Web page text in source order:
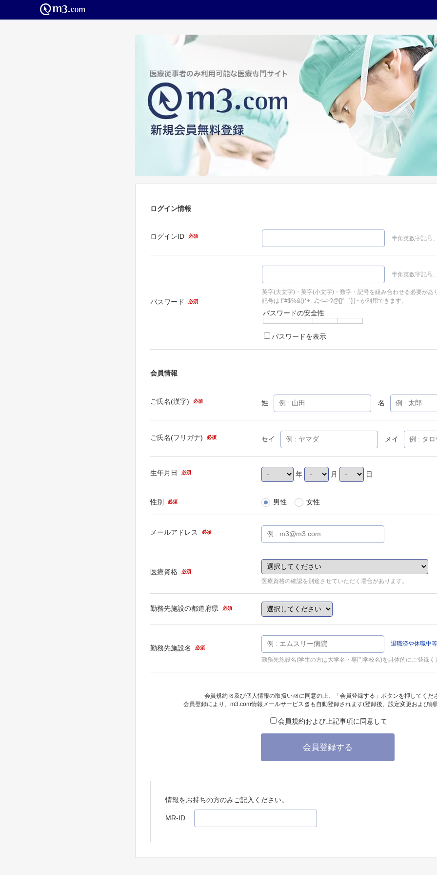
ログイン情報
ログインID 必須 半角英数字記号
パスワード 必須
半角英数字記号
英字(大文字)・英字(小文字)・数字・記号を組み合わせる必要があ
記号は !"#$%&()*+,-./:;<=>?@[]^_`{|}~ が利用できます。
パスワードの安全性
パスワードを表示
会員情報
ご氏名(漢字) 必須 姓 名
ご氏名(フリガナ) 必須 セイ メイ
生年月日 必須 年 月 日
性別 必須 男性 女性
メールアドレス 必須
医療資格 必須
医療資格の確認を別途させていただく場合があります。
勤務先施設の都道府県 必須
勤務先施設名 必須
退職済や休職中
勤務先施設名(学生の方は大学名・専門学校名)を具体的にご登録く
会員規約 及び個人情報の取扱い
に同意の上、「会員登録する」ボタンを押してくだ
会員登録により、 m3.com情報メールサービス も自動登録されます(登録後、設定変更および
会員規約および上記事項に同意して
会員登録する
情報をお持ちの方のみご記入ください。
MR-ID